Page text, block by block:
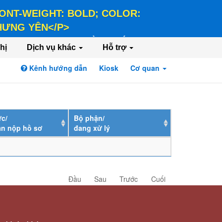
WEIGHT: BOLD; COLOR:
YÊN</P>
COLOR: #FFEE58;">HÀNH CHÍNH PHỤC
Dịch vụ khác Hỗ trợ
Kênh hướng dẫn Kiosk Cơ quan
nộp hồ sơ
Bộ phận/
đang xử lý
Đầu Sau Trước Cuối